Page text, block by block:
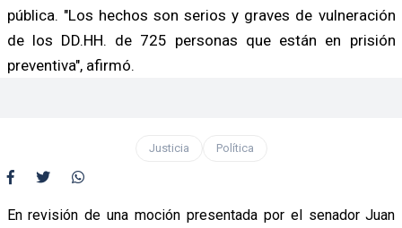
pública. "Los hechos son serios y graves de vulneración
de los DD.HH. de 725 personas que están en prisión
preventiva", afirmó.
Justicia Política
En revisión de una moción presentada por el senador Juan